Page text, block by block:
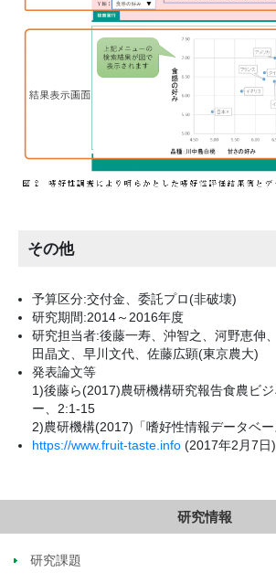
その他
予算区分:交付金、委託プロ(非破壊)
研究期間:2014～2016年度
研究担当者:後藤一寿、沖智之、河野恵伸
田晶文、早川文代、佐藤広顕(東京農大)
発表論文等
1)後藤ら(2017)農研機構研究報告食農ビ
ー、2:1-15
2)農研機構(2017)「嗜好性情報データベー
https://www.fruit-taste.info (2017年2月7日)
研究情報
研究課題